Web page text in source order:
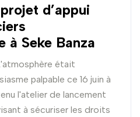
d’appui
à Seke Banza
était
palpable ce 16 juin à
l'atelier de lancement
à sécuriser les droits